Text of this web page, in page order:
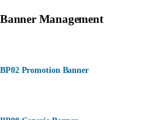
Banner Management
BP02 Promotion Banner